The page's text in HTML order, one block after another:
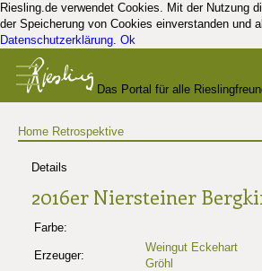
Riesling.de verwendet Cookies. Mit der Nutzung
der Speicherung von Cookies einverstanden und
Datenschutzerklärung. Ok
Das Portal für alle
und Kenner
Home Retrospektive
Details
2016er Niersteiner
Farbe:
Erzeuger:
Weingut Eckehart
Gröhl